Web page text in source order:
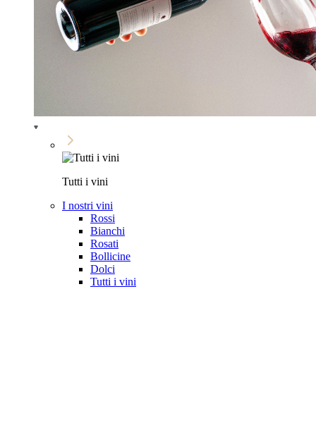
Tutti i vini
I nostri vini
Rossi
Bianchi
Rosati
Bollicine
Dolci
Tutti i vini